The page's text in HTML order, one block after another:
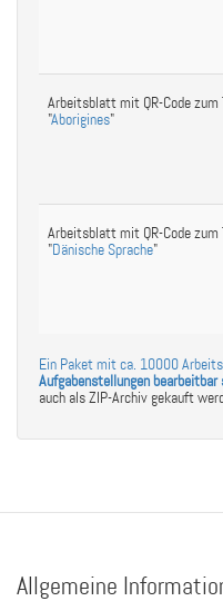
Arbeitsblatt mit QR-Code zum
"Aborigines"
Arbeitsblatt mit QR-Code zum
"Dänische Sprache"
Ein Paket mit ca. 10000
Aufgabenstellungen bearbeitbar
auch als ZIP-Archiv gekauft
Allgemeine